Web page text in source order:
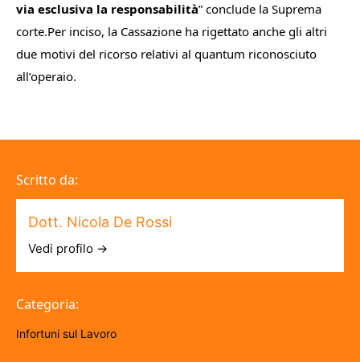
via esclusiva la responsabilità” conclude la Suprema
corte.Per inciso, la Cassazione ha rigettato anche gli altri
due motivi del ricorso relativi al quantum riconosciuto
all’operaio.
Scritto da:
Dott. Nicola De Rossi
Vedi profilo →
Categoria:
Infortuni sul Lavoro